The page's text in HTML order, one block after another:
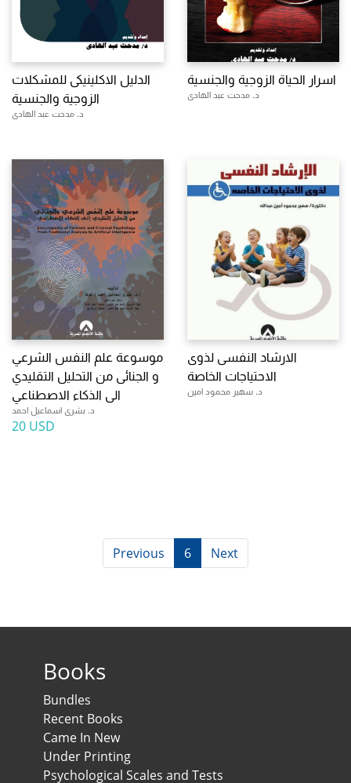
الدليل الاكلينيكى للمشكلات
الزوجية والجنسية
د. مدحت عبد الهادى
اسرار الحياة الزوجية والجنسية
د. مدحت عبد الهادى
موسوعة علم النفس الشرعي
و الجنائى من التحليل التقليدي
الى الذكاء الاصطناعي
د. بشرى اسماعيل احمد
20 USD
الارشاد النفسى لذوى
الاحتياجات الخاصة
د. سهير محمود امين
Previous 6 Next
Books
Bundles
Recent Books
Came In New
Under Printing
Psychological Scales and Tests